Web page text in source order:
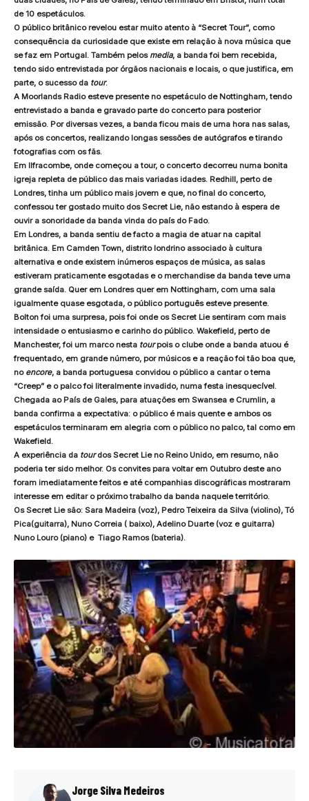
de 10 espetáculos.
O público britânico revelou estar muito atento à “Secret Tour”, como
consequência da curiosidade que existe em relação à nova música que
se faz em Portugal. Também pelos media, a banda foi bem recebida,
tendo sido entrevistada por órgãos nacionais e locais, o que justifica, em
parte, o sucesso da tour.
A Moorlands Radio esteve presente no espetáculo de Nottingham, tendo
entrevistado a banda e gravado parte do concerto para posterior
emissão. Por diversas vezes, a banda ficou mais de uma hora nas salas,
após os concertos, realizando longas sessões de autógrafos e tirando
fotografias com os fãs.
Em Ilfracombe, onde começou a tour, o concerto decorreu numa bonita
igreja repleta de público das mais variadas idades. Redhill, perto de
Londres, tinha um público mais jovem e que, no final do concerto,
confessou ter gostado muito dos Secret Lie, não estando à espera de
ouvir a sonoridade da banda vinda do país do Fado.
Em Londres, a banda sentiu de facto a magia de atuar na capital
britânica. Em Camden Town, distrito londrino associado à cultura
alternativa e onde existem inúmeros espaços de música, as salas
estiveram praticamente esgotadas e o merchandise da banda teve uma
grande saída. Quer em Londres quer em Nottingham, com uma sala
igualmente quase esgotada, o público português esteve presente.
Bolton foi uma surpresa, pois foi onde os Secret Lie sentiram com mais
intensidade o entusiasmo e carinho do público. Wakefield, perto de
Manchester, foi um marco nesta tourpois o clube onde a banda atuou é
frequentado, em grande número, por músicos e a reação foi tão boa que,
no encore, a banda portuguesa convidou o público a cantar o tema
“Creep” e o palco foi literalmente invadido, numa festa inesquecível.
Chegada ao País de Gales, para atuações em Swansea e Crumlin, a
banda confirma a expectativa: o público é mais quente e ambos os
espetáculos terminaram em alegria com o público no palco, tal como em
Wakefield.
A experiência da tourdos Secret Lie no Reino Unido, em resumo, não
poderia ter sido melhor. Os convites para voltar em Outubro deste ano
foram imediatamente feitos e até companhias discográficas mostraram
interesse em editar o próximo trabalho da banda naquele território.
Os Secret Lie são: Sara Madeira (voz), Pedro Teixeira da Silva (violino), Tó
Pica(guitarra), Nuno Correia ( baixo), Adelino Duarte (voz e guitarra)
Nuno Louro (piano) e Tiago Ramos (bateria).
Jorge Silva Medeiros